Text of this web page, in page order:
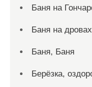
Баня на
Баня на дровах
Баня, Баня
Берёзка,